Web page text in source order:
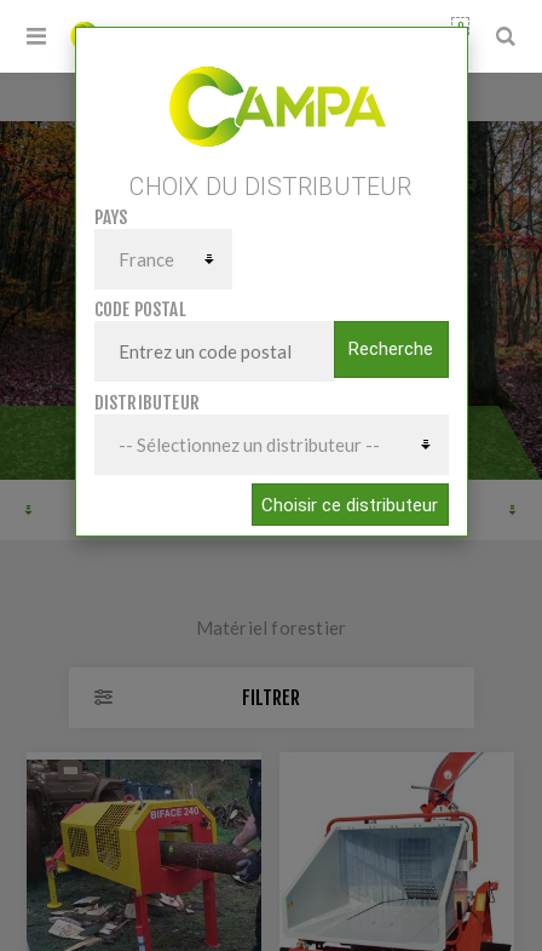
0
Matériels / Matériel forestier
MATÉRIEL FORESTIER
SELECT SUBCATEGORY
Matériel forestier
FILTRER
CHOIX DU DISTRIBUTEUR
PAYS
CODE POSTAL
Recherche
DISTRIBUTEUR
Choisir ce distributeur